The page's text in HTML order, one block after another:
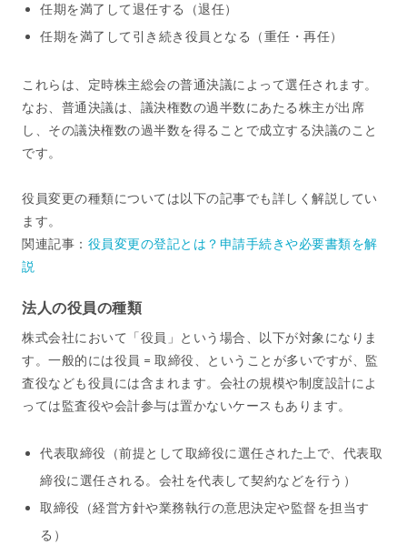
任期を満了して退任する（退任）
任期を満了して引き続き役員となる（重任・再任）
これらは、定時株主総会の普通決議によって選任されます。
なお、普通決議は、議決権数の過半数にあたる株主が出席
し、その議決権数の過半数を得ることで成立する決議のこと
です。
役員変更の種類については以下の記事でも詳しく解説してい
ます。
関連記事： 役員変更の登記とは？申請手続きや必要書類を解
説
法人の役員の種類
株式会社において「役員」という場合、以下が対象になりま
す。一般的には役員 = 取締役、ということが多いですが、監
査役なども役員には含まれます。会社の規模や制度設計によ
っては監査役や会計参与は置かないケースもあります。
代表取締役（前提として取締役に選任された上で、代表取
締役に選任される。会社を代表して契約などを行う）
取締役（経営方針や業務執行の意思決定や監督を担当す
る）